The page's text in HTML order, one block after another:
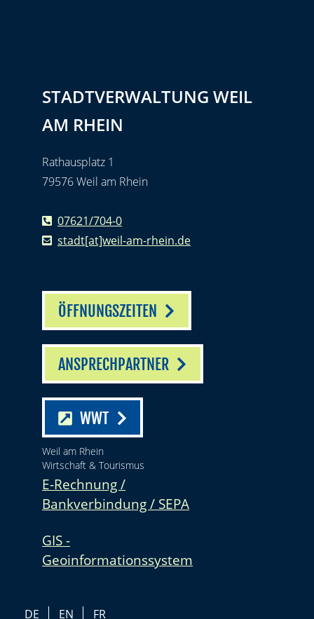
STADTVERWALTUNG WEIL
AM RHEIN
Rathausplatz 1
79576 Weil am Rhein
07621/704-0
stadt[at]weil-am-rhein.de
ÖFFNUNGSZEITEN
ANSPRECHPARTNER
WWT
Weil am Rhein
Wirtschaft & Tourismus
E-Rechnung /
Bankverbindung / SEPA
GIS -
Geoinformationssystem
DE EN FR